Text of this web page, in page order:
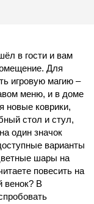
в гости и вам
Для
игровую магию –
меню, и в доме
новые коврики,
стол и стул,
один значок
варианты
шары на
повесить на
венок? В